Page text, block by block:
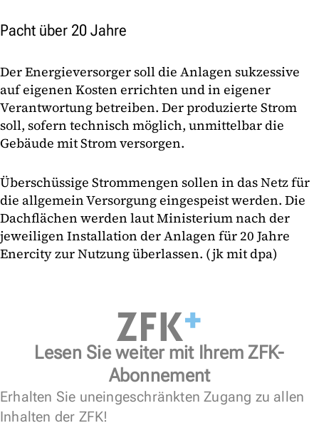
Pacht über 20 Jahre
Der Energieversorger soll die Anlagen sukzessive
auf eigenen Kosten errichten und in eigener
Verantwortung betreiben. Der produzierte Strom
soll, sofern technisch möglich, unmittelbar die
Gebäude mit Strom versorgen.
Überschüssige Strommengen sollen in das Netz für
die allgemein Versorgung eingespeist werden. Die
Dachflächen werden laut Ministerium nach der
jeweiligen Installation der Anlagen für 20 Jahre
Enercity zur Nutzung überlassen. (jk mit dpa)
Lesen Sie weiter mit Ihrem ZFK-
Abonnement
Erhalten Sie uneingeschränkten Zugang zu allen
Inhalten der ZFK!